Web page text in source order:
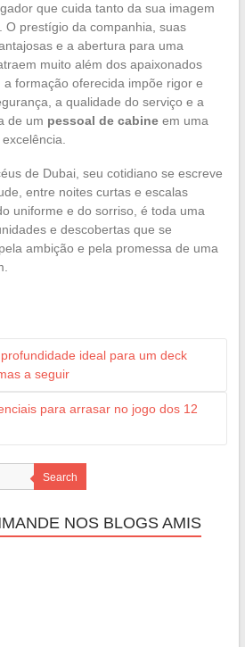
que cuida tanto da sua imagem
O prestígio da companhia, suas
e a abertura para uma
muito além dos apaixonados
a formação oferecida impõe rigor e
a qualidade do serviço e a
de um pessoal de cabineem uma
de Dubai, seu cotidiano se escreve
entre noites curtas e escalas
uniforme e do sorriso, é toda uma
e descobertas que se
ambição e pela promessa de uma
ideal para um deck
a seguir
para arrasar no jogo dos 12
Search
NOS BLOGS AMIS